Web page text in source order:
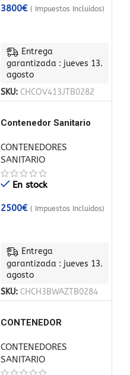
3800€ ( Impuestos Incluidos)
Entrega
garantizada : jueves 13.
agosto
SKU: CHCOV413JTB0282
Contenedor Sanitario
CONTENEDORES
SANITARIO
En stock
2500€ ( Impuestos Incluidos)
Entrega
garantizada : jueves 13.
agosto
SKU: CHCH3BWAZTB0284
CONTENEDOR
2,44 M CON 5
SANITARIOS
CONTENEDORES
SANITARIO